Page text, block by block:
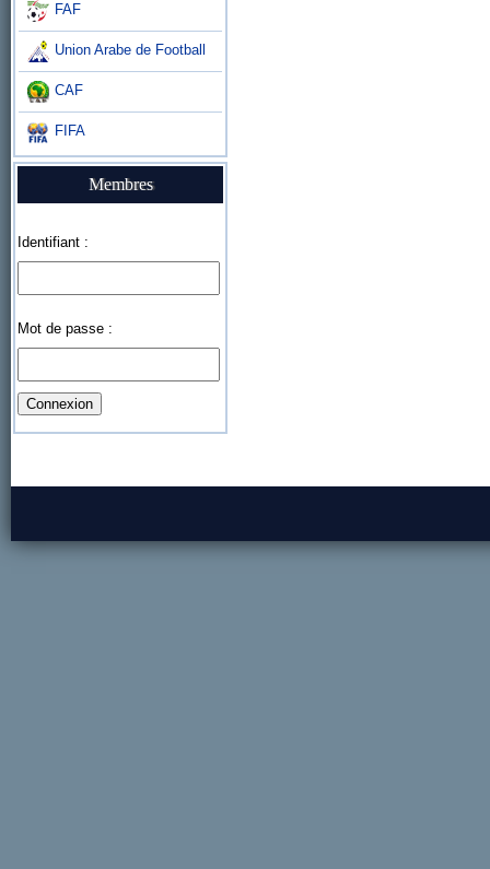
FAF
Union Arabe de Football
CAF
FIFA
Membres
Identifiant :
Mot de passe :